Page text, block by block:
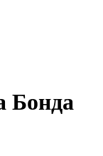
Бонда